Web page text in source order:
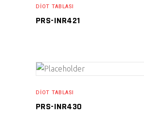
DIOT TABLASI
PRS-INR421
DIOT TABLASI
PRS-INR430